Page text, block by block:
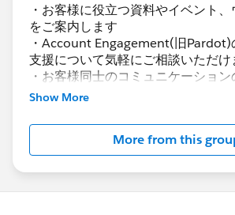
・お客様に役立つ資料やイベント
をご案内します
・Account Engagement(旧Pardot)
支援について気軽にご相談いただけ
・お客様同士のコミュニケーショ
いただけます
Account Engagement(旧Pardot)に
ュニティとしてお役立てください！
https://www.salesforce.com/jp/
/overview
Show More
More from this